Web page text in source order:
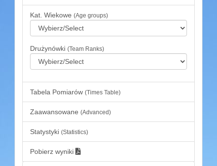
Kat. Wiekowe (Age groups)
Drużynówki (Team Ranks)
Tabela Pomiarów (Times Table)
Zaawansowane (Advanced)
Statystyki (Statistics)
Pobierz wyniki